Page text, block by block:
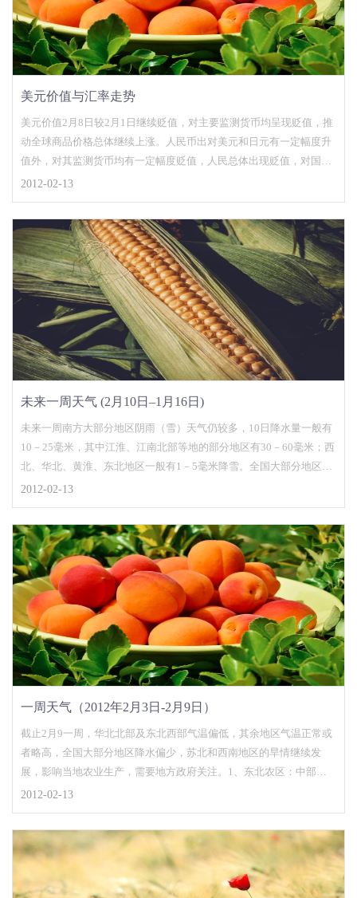
美元价值与汇率走势
美元价值2月8日较2月1日继续贬值，对主要监测货币均呈现贬值，推
动全球商品价格总体继续上涨。人民币出对美元和日元有一定幅度升
值外，对其监测货币均有一定幅度贬值，人民总体出现贬值，对国内
商品价格总水平产生一定影响。摘
2012-02-13
未来一周天气 (2月10日–1月16日)
未来一周南方大部分地区阴雨（雪）天气仍较多，10日降水量一般有
10－25毫米，其中江淮、江南北部等地的部分地区有30－60毫米；西
北、华北、黄淮、东北地区一般有1－5毫米降雪。全国大部分地区气
温总体呈回升趋势；但与常年同期相比，华北
2012-02-13
一周天气（2012年2月3日-2月9日）
截止2月9一周，华北北部及东北西部气温偏低，其余地区气温正常或
者略高，全国大部分地区降水偏少，苏北和西南地区的旱情继续发
展，影响当地农业生产，需要地方政府关注。1、东北农区：中部地
区10日降雨量为0mm，周边地区降雨1-10mm；气
2012-02-13